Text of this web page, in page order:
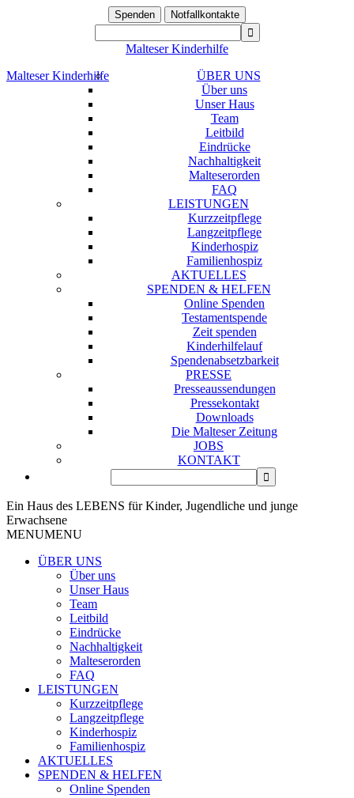
Spenden Notfallkontakte
Malteser Kinderhilfe
Malteser Kinderhilfe
ÜBER UNS
Über uns
Unser Haus
Team
Leitbild
Eindrücke
Nachhaltigkeit
Malteserorden
FAQ
LEISTUNGEN
Kurzzeitpflege
Langzeitpflege
Kinderhospiz
Familienhospiz
AKTUELLES
SPENDEN & HELFEN
Online Spenden
Testamentspende
Zeit spenden
Kinderhilfelauf
Spendenabsetzbarkeit
PRESSE
Presseaussendungen
Pressekontakt
Downloads
Die Malteser Zeitung
JOBS
KONTAKT
Ein Haus des LEBENS für Kinder, Jugendliche und junge
Erwachsene
MENUMENU
ÜBER UNS
Über uns
Unser Haus
Team
Leitbild
Eindrücke
Nachhaltigkeit
Malteserorden
FAQ
LEISTUNGEN
Kurzzeitpflege
Langzeitpflege
Kinderhospiz
Familienhospiz
AKTUELLES
SPENDEN & HELFEN
Online Spenden